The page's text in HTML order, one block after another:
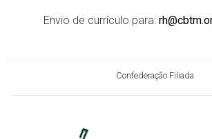
Envio de currículo para:
Confederação Filiada